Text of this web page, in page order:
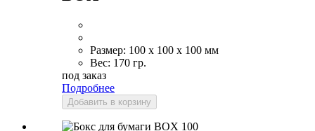
Размер: 100 x 100 x 100 мм
Вес: 170 гр.
под заказ
Подробнее
Добавить в корзину